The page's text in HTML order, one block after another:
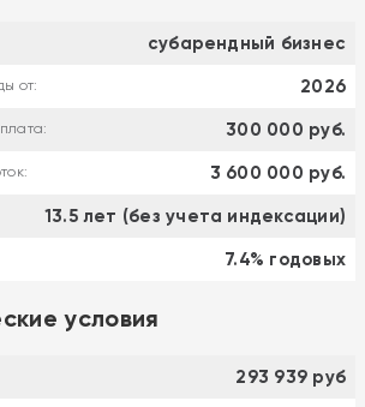
субарендный бизнес
от: 2026
300 000 руб.
3 600 000 руб.
13.5 лет (без учета индексации)
7.4% годовых
условия
293 939 руб